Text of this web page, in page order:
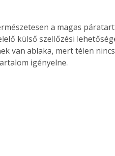
a magas
külső szellőzési
van ablaka, mert télen
igényelne.